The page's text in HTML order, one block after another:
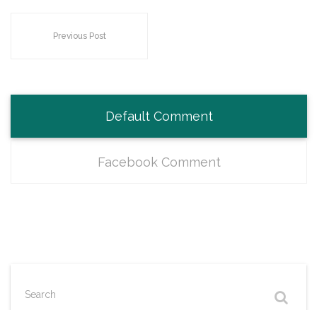
Previous Post
Default Comment
Facebook Comment
Search